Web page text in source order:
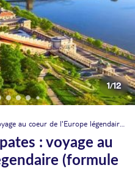
1/12
de l'Europe légendaire (formule port/port)
: voyage au
(formule